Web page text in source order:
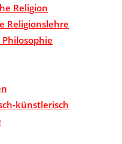
Religion
Religionslehre
künstlerisch